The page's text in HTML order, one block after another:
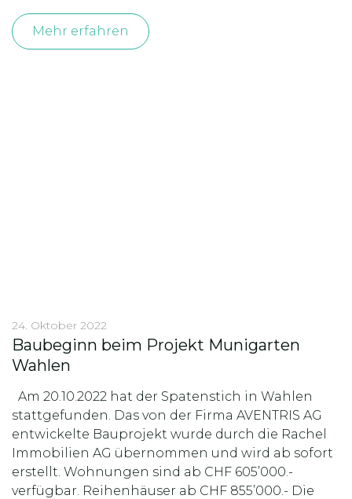
Mehr erfahren
24. Oktober 2022
Baubeginn beim Projekt Munigarten
Wahlen
Am 20.10.2022 hat der Spatenstich in Wahlen
stattgefunden. Das von der Firma AVENTRIS AG
entwickelte Bauprojekt wurde durch die Rachel
Immobilien AG übernommen und wird ab sofort
erstellt. Wohnungen sind ab CHF 605’000.-
verfügbar. Reihenhäuser ab CHF 855’000.- Die